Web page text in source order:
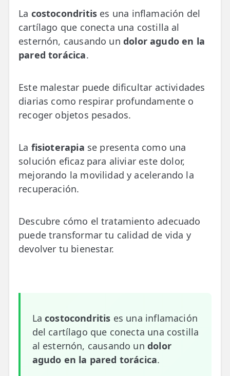
💆‍♀️ Tratamientos
😓 Síntomas
📅 Pedir Cita
🏢 Empresas
UBICACIONES
📍 Barrio del Pilar
📍 Chamberí - Centro
📍 Carabanchel - Usera
📍 Bravo Murillo
TIENDA
🛍️ Tienda Productos Fisioterapia
🎁 Tarjetas Regalo
La costocondritis es una inflamación del
cartílago que conecta una costilla al
esternón, causando un dolor agudo en la
pared torácica.
Este malestar puede dificultar actividades
diarias como respirar profundamente o
recoger objetos pesados.
La fisioterapia se presenta como una
solución eficaz para aliviar este dolor,
mejorando la movilidad y acelerando la
recuperación.
Descubre cómo el tratamiento adecuado
puede transformar tu calidad de vida y
devolver tu bienestar.
Lacostocondritis es una inflamación
del cartílago que conecta una costilla
al esternón, causando un dolor
agudo en la pared torácica.